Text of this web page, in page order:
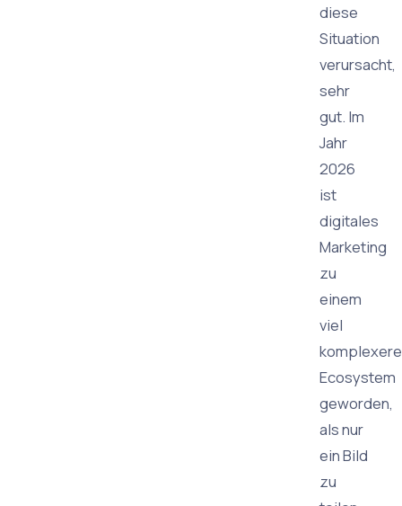
diese
Situation
verursacht,
sehr
gut. Im
Jahr
2026
ist
digitales
Marketing
zu
einem
viel
Ecosystem
geworden,
als nur
ein Bild
zu